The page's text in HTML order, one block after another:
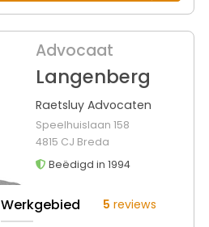
Advocaat
Langenberg
Raetsluy Advocaten
Speelhuislaan 158
4815 CJ Breda
Beëdigd in 1994
Werkgebied 5 reviews